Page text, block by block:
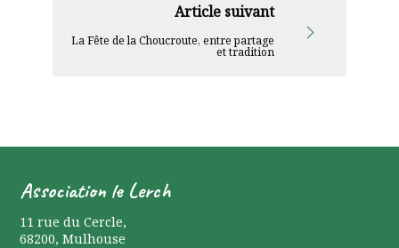
Article suivant
La Fête de la Choucroute, entre partage
et tradition
Association le Lerch
11 rue du Cercle,
68200, Mulhouse